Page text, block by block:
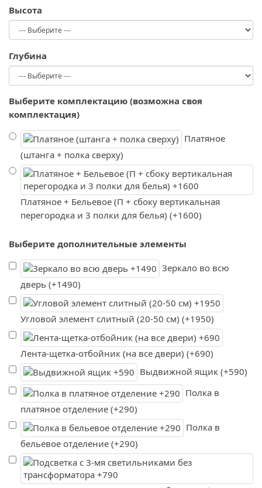
Высота
Глубина
Выберите комплектацию (возможна своя
комплектация)
Платяное
(штанга + полка сверху)
Платяное + Бельевое (П + сбоку вертикальная
перегородка и 3 полки для белья) (+1600)
Выберите дополнительные элементы
Зеркало во всю
дверь (+1490)
Угловой элемент слитный (20-50 см) (+1950)
Лента-щетка-отбойник (на все двери) (+690)
Выдвижной ящик (+590)
Полка в
платяное отделение (+290)
Полка в
бельевое отделение (+290)